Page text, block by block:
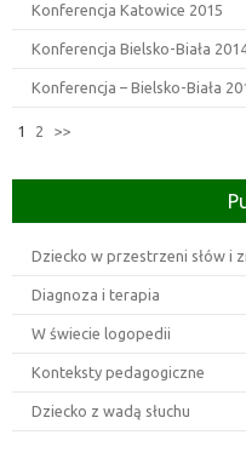
Konferencja Katowice 2015
Konferencja Bielsko-Biała
Konferencja – Bielsko-Biała
1 2 >>
Dziecko w przestrzeni słów i
Diagnoza i terapia
W świecie logopedii
Konteksty pedagogiczne
Dziecko z wadą słuchu